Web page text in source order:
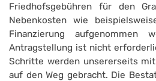
Friedhofsgebühren für den
Nebenkosten wie
Finanzierung aufgenommen
Antragstellung ist nicht
Schritte werden unsererseits
auf den Weg gebracht. Die